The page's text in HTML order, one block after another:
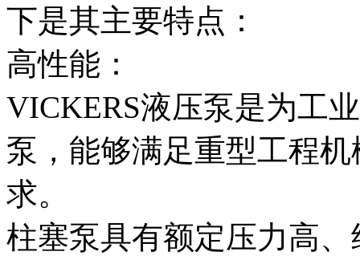
下是其主要特点：
高性能：
VICKERS液压泵是为工
泵，能够满足重型工程
求。
柱塞泵具有额定压力高